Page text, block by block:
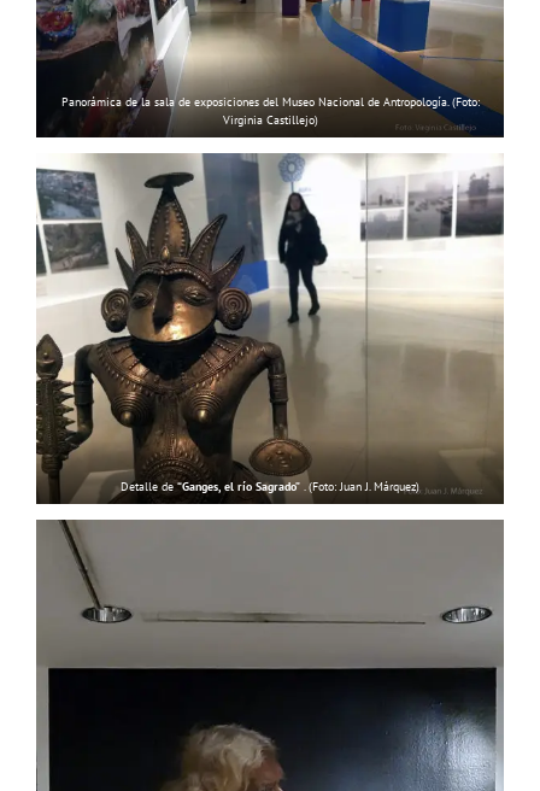
Panorámica de la sala de exposiciones del Museo Nacional de Antropología. (Foto:
Virginia Castillejo)
Detalle de“Ganges, el río Sagrado” . (Foto: Juan J. Márquez)